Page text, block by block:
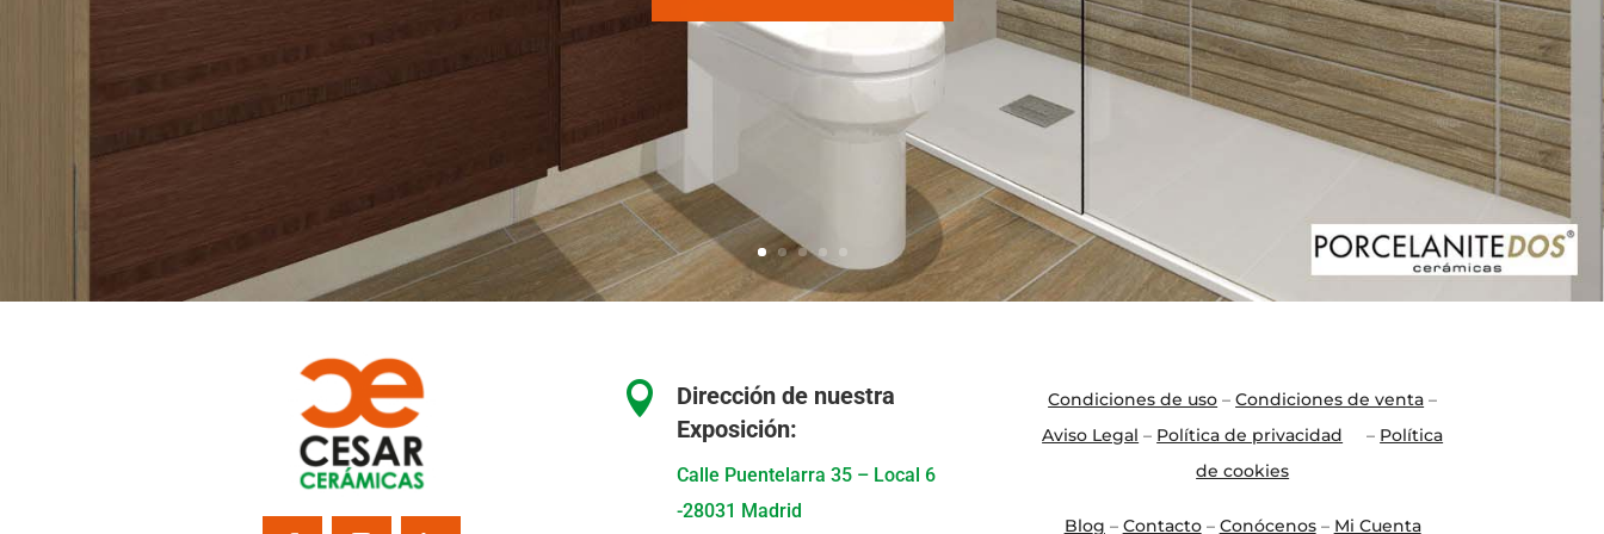

Dirección de nuestra
Exposición:
Calle Puentelarra 35 – Local 6
-28031 Madrid
Condiciones de uso –Condiciones de venta –
Aviso Legal – Política de privacidad – Política
de cookies
Blog – Contacto– Conócenos– Mi Cuenta